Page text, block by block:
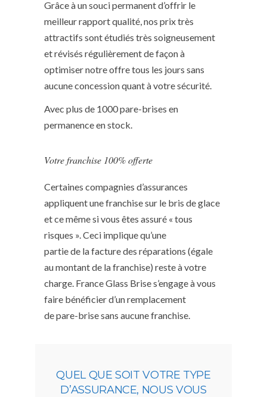
Grâce à un souci permanent d’offrir le
meilleur rapport qualité, nos prix très
attractifs sont étudiés très soigneusement
et révisés régulièrement de façon à
optimiser notre offre tous les jours sans
aucune concession quant à votre sécurité.
Avec plus de 1000 pare-brises en
permanence en stock.
Votre franchise 100% offerte
Certaines compagnies d’assurances
appliquent une franchise sur le bris de glace
et ce même si vous êtes assuré « tous
risques ». Ceci implique qu’une
partie de la facture des réparations (égale
au montant de la franchise) reste à votre
charge. France Glass Brise s’engage à vous
faire bénéficier d’un remplacement
de pare-brise sans aucune franchise.
QUEL QUE SOIT VOTRE TYPE
D’ASSURANCE, NOUS VOUS